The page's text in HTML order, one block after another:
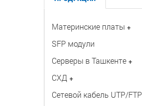
Материнские платы +
SFP модули
Серверы в Ташкенте +
СХД +
Сетевой кабель UTP/FTP